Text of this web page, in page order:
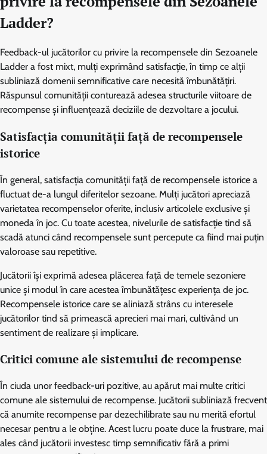
Ladder?
Feedback-ul jucătorilor cu privire la recompensele din Sezoanele
Ladder a fost mixt, mulți exprimând satisfacție, în timp ce alții
subliniază domenii semnificative care necesită îmbunătățiri.
Răspunsul comunității conturează adesea structurile viitoare de
recompense și influențează deciziile de dezvoltare a jocului.
Satisfacția comunității față de recompensele
istorice
În general, satisfacția comunității față de recompensele istorice a
fluctuat de-a lungul diferitelor sezoane. Mulți jucători apreciază
varietatea recompenselor oferite, inclusiv articolele exclusive și
moneda în joc. Cu toate acestea, nivelurile de satisfacție tind să
scadă atunci când recompensele sunt percepute ca fiind mai puțin
valoroase sau repetitive.
Jucătorii își exprimă adesea plăcerea față de temele sezoniere
unice și modul în care acestea îmbunătățesc experiența de joc.
Recompensele istorice care se aliniază strâns cu interesele
jucătorilor tind să primească aprecieri mai mari, cultivând un
sentiment de realizare și implicare.
Critici comune ale sistemului de recompense
În ciuda unor feedback-uri pozitive, au apărut mai multe critici
comune ale sistemului de recompense. Jucătorii subliniază frecvent
că anumite recompense par dezechilibrate sau nu merită efortul
necesar pentru a le obține. Acest lucru poate duce la frustrare, mai
ales când jucătorii investesc timp semnificativ fără a primi